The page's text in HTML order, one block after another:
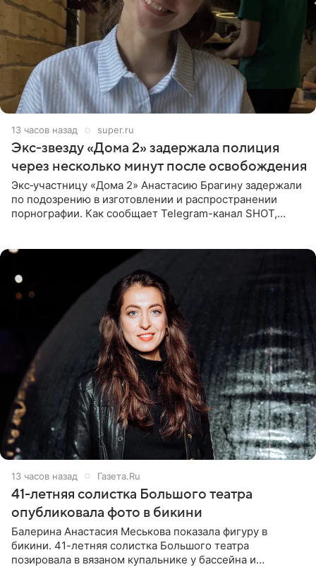
13 часов назад super.ru
Экс‑звезду «Дома 2» задержала полиция
через несколько минут после освобождения
Экс‑участницу «Дома 2» Анастасию Брагину задержали
по подозрению в изготовлении и распространении
порнографии. Как сообщает Telegram-канал SHOT,
13 часов назад Газета.Ru
41-летняя солистка Большого театра
опубликовала фото в бикини
Балерина Анастасия Меськова показала фигуру в
бикини. 41-летняя солистка Большого театра
позировала в вязаном купальнике у бассейна и